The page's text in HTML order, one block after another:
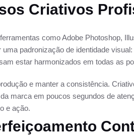
Criativos
como Adobe Photoshop,
padronização de identidade
estar harmonizados em todas as
e manter a consistência.
marca em poucos segundos de
e ação.